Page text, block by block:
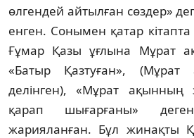
өл­гендей айтылған сөздер»
енген. Сонымен қатар
Ғұмар Қазы ұғлына Мұрат
«Батыр Қазтуған»,
делінген), «Мұрат ақынның
қарап шығарғаны» деген
жарияланған. Бұл жинақты